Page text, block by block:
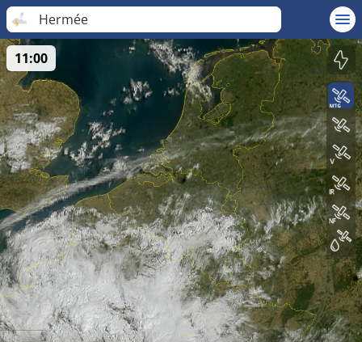
Hermée
11:00